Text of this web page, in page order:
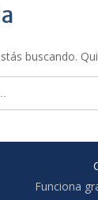
buscando.
Funciona